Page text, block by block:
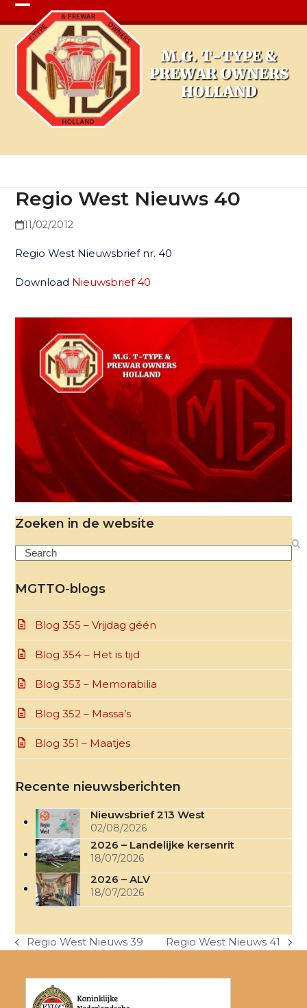
Open
mobile
menu
Close
mobile
menu
Regio West Nieuws 40
11/02/2012
Regio West Nieuwsbrief nr. 40
Download Nieuwsbrief 40
Zoeken in de website
Search
MGTTO-blogs
Blog 355 – Vrijdag géén
Blog 354 – Het is tijd
Blog 353 – Memorabilia
Blog 352 – Massa’s
Blog 351 – Maatjes
Recente nieuwsberichten
Nieuwsbrief 213 West
02/08/2026
2026 – Landelijke kersenrit
18/07/2026
2026 – ALV
18/07/2026
previous
Regio West Nieuws 39
next
Regio West Nieuws 41